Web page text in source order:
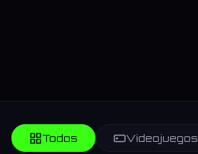
Todos Videojuegos